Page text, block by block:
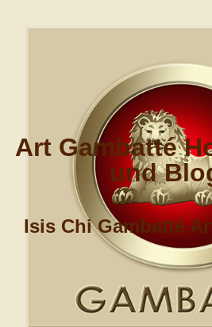
Art Gambatté
und
Isis Chi Gambatté